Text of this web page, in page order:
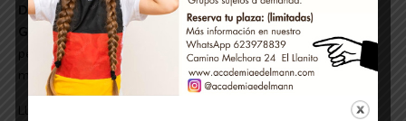
Deutsch Lehren Lernen, una formación impartida por el
Goethe-Institutque me proporcionó las herramientas
pedagógicas necesarias para enseñar de forma efectiva,
moderna y centrada en el alumno.
Llevo varios años enseñando alemán. español e inglés a